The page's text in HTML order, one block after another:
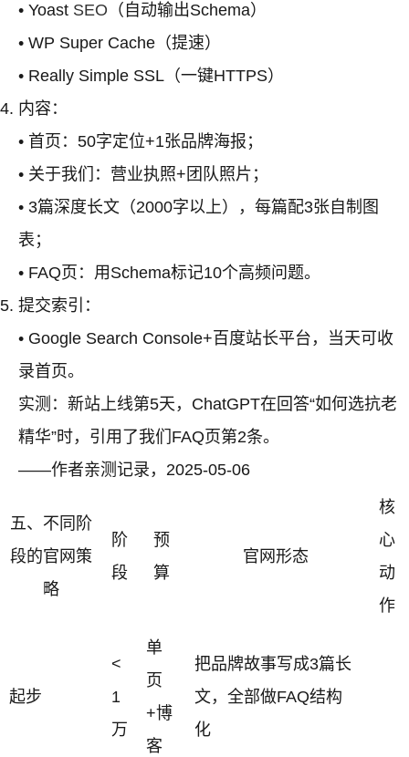
• Yoast SEO （自动输出Schema）
• WP Super Cache（提速）
• Really Simple SSL（一键HTTPS）
内容：
• 首页：50字定位+1张品牌海报；
• 关于我们：营业执照+团队照片；
• 3篇深度长文（2000字以上），每篇配3张自制图
表；
• FAQ页：用Schema标记10个高频问题。
提交索引：
• Google Search Console+百度站长平台，当天可收
录首页。
实测：新站上线第5天，ChatGPT在回答“如何选抗老
精华”时，引用了我们FAQ页第2条。
——作者亲测记录，2025-05-06
五、不同阶
段的官网策
略
阶
段
预
算
官网形态
核
心
动
作
起步
<
1
万
单
页
+博
客
把品牌故事写成3篇长
文，全部做FAQ结构
化